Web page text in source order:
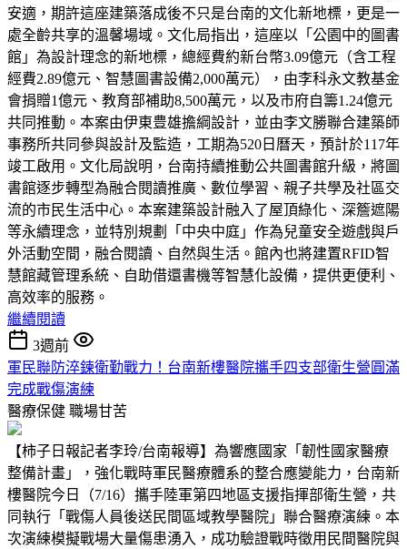
安適，期許這座建築落成後不只是台南的文化新地標，更是一
處全齡共享的溫馨場域。文化局指出，這座以「公園中的圖書
館」為設計理念的新地標，總經費約新台幣3.09億元（含工程
經費2.89億元、智慧圖書設備2,000萬元），由李科永文教基金
會捐贈1億元、教育部補助8,500萬元，以及市府自籌1.24億元
共同推動。本案由伊東豊雄擔綱設計，並由李文勝聯合建築師
事務所共同參與設計及監造，工期為520日曆天，預計於117年
竣工啟用。文化局說明，台南持續推動公共圖書館升級，將圖
書館逐步轉型為融合閱讀推廣、數位學習、親子共學及社區交
流的市民生活中心。本案建築設計融入了屋頂綠化、深簷遮陽
等永續理念，並特別規劃「中央中庭」作為兒童安全遊戲與戶
外活動空間，融合閱讀、自然與生活。館內也將建置RFID智
慧館藏管理系統、自助借還書機等智慧化設備，提供更便利、
高效率的服務。
繼續閱讀
3週前
軍民聯防淬鍊衛勤戰力！台南新樓醫院攜手四支部衛生營圓滿
完成戰傷演練
醫療保健 職場甘苦
【柿子日報記者李玲/台南報導】為響應國家「韌性國家醫療
整備計畫」，強化戰時軍民醫療體系的整合應變能力，台南新
樓醫院今日（7/16）攜手陸軍第四地區支援指揮部衛生營，共
同執行「戰傷人員後送民間區域教學醫院」聯合醫療演練。本
次演練模擬戰場大量傷患湧入，成功驗證戰時徵用民間醫院與